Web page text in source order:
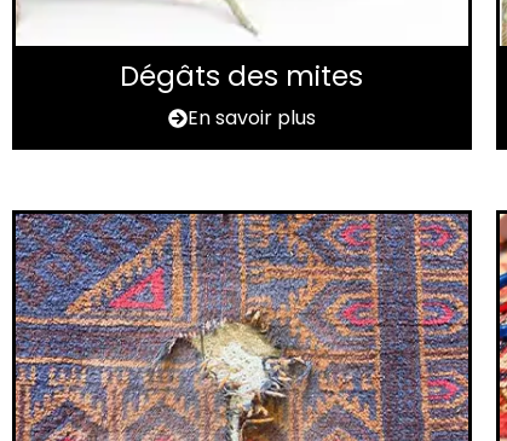
Dégâts des mites
En savoir plus